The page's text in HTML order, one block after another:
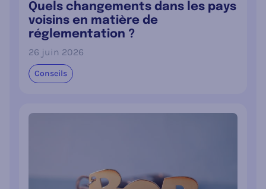
Quels changements dans les pays
voisins en matière de
réglementation ?
26 juin 2026
Conseils